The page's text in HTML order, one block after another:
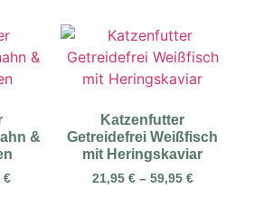
&
€
Katzenfutter
Getreidefrei Weißfisch
mit Heringskaviar
21,95 €– 59,95 €